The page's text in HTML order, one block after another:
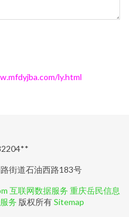
ly.html
街道石油西路183号
互联网数据服务 重庆岳民信息
务 版权所有Sitemap